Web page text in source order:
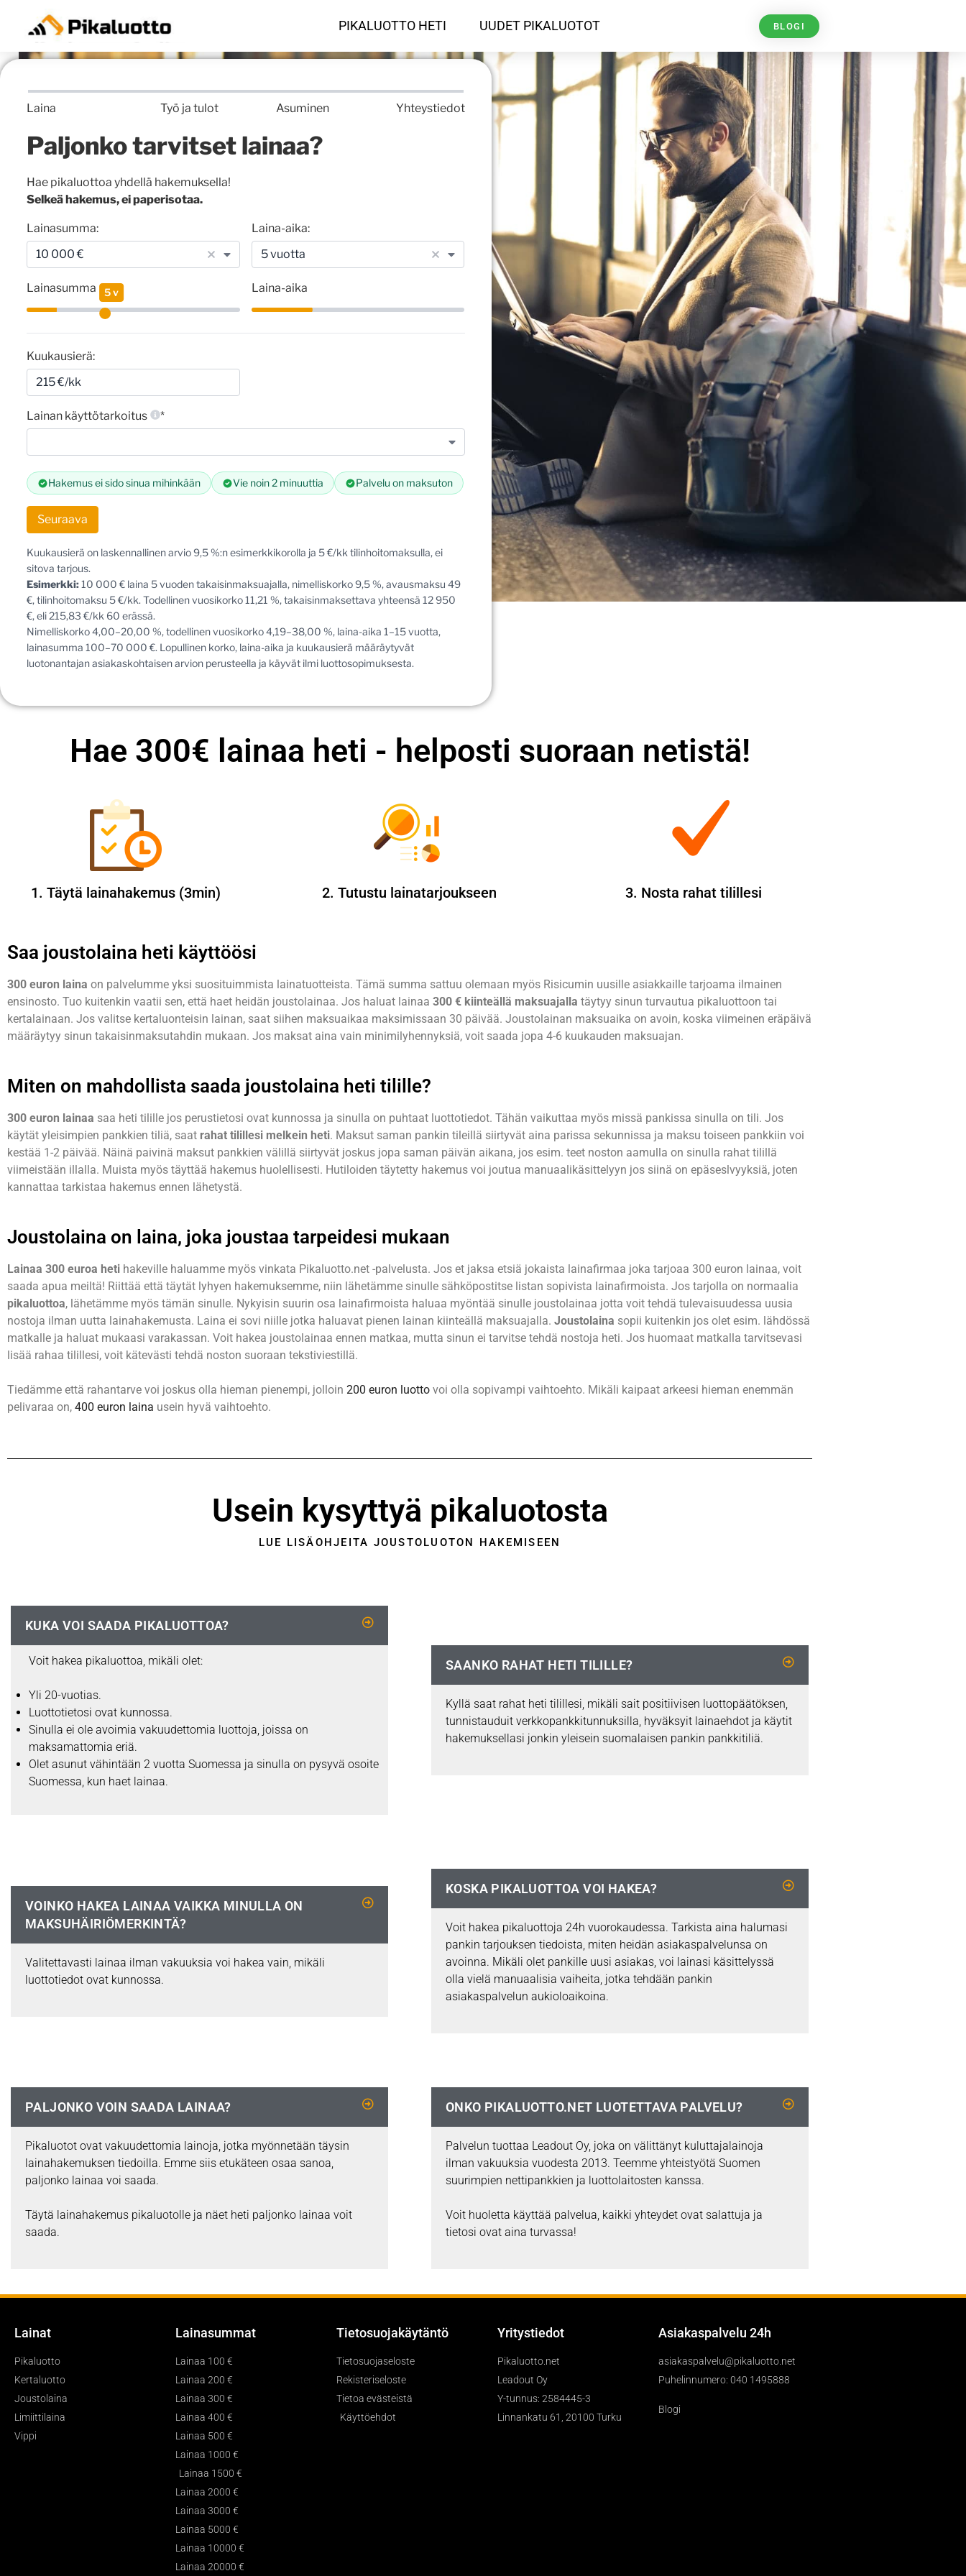
PIKALUOTTO HETI UUDET PIKALUOTOT BLOGI
Laina Työ ja tulot Asuminen Yhteystiedot
Paljonko tarvitset lainaa?
Hae pikaluottoa yhdellä hakemuksella!
Selkeä hakemus, ei paperisotaa.
Lainasumma:
10 000 €
0
0
Laina-aika:
5 vuotta
o
t
Lainasumma Laina-aika
5 v
Kuukausierä:
Lainan käyttötarkoitus *
Hakemus ei sido sinua mihinkään Vie noin 2 minuuttia Palvelu on maksuton
Seuraava
Kuukausierä on laskennallinen arvio 9,5 %:n esimerkkikorolla ja 5 €/kk tilinhoitomaksulla, ei
sitova tarjous.
Esimerkki:10 000 € laina 5 vuoden takaisinmaksuajalla, nimelliskorko 9,5 %, avausmaksu 49
€, tilinhoitomaksu 5 €/kk. Todellinen vuosikorko 11,21 %, takaisinmaksettava yhteensä 12 950
€, eli 215,83 €/kk 60 erässä.
Nimelliskorko 4,00–20,00 %, todellinen vuosikorko 4,19–38,00 %, laina-aika 1–15 vuotta,
lainasumma 100–70 000 €. Lopullinen korko, laina-aika ja kuukausierä määräytyvät
luotonantajan asiakaskohtaisen arvion perusteella ja käyvät ilmi luottosopimuksesta.
Hae 300€ lainaa heti - helposti suoraan netistä!
1. Täytä lainahakemus (3min) 2. Tutustu lainatarjoukseen 3. Nosta rahat tilillesi
Saa joustolaina heti käyttöösi
300 euron laina on palvelumme yksi suosituimmista lainatuotteista. Tämä summa sattuu olemaan myös Risicumin uusille asiakkaille tarjoama ilmainen
ensinosto. Tuo kuitenkin vaatii sen, että haet heidän joustolainaa. Jos haluat lainaa 300 € kiinteällä maksuajalla täytyy sinun turvautua pikaluottoon tai
kertalainaan. Jos valitse kertaluonteisin lainan, saat siihen maksuaikaa maksimissaan 30 päivää. Joustolainan maksuaika on avoin, koska viimeinen eräpäivä
määräytyy sinun takaisinmaksutahdin mukaan. Jos maksat aina vain minimilyhennyksiä, voit saada jopa 4-6 kuukauden maksuajan.
Miten on mahdollista saada joustolaina heti tilille?
300 euron lainaa saa heti tilille jos perustietosi ovat kunnossa ja sinulla on puhtaat luottotiedot. Tähän vaikuttaa myös missä pankissa sinulla on tili. Jos
käytät yleisimpien pankkien tiliä, saat rahat tilillesi melkein heti. Maksut saman pankin tileillä siirtyvät aina parissa sekunnissa ja maksu toiseen pankkiin voi
kestää 1-2 päivää. Näinä paivinä maksut pankkien välillä siirtyvät joskus jopa saman päivän aikana, jos esim. teet noston aamulla on sinulla rahat tilillä
viimeistään illalla. Muista myös täyttää hakemus huolellisesti. Hutiloiden täytetty hakemus voi joutua manuaalikäsittelyyn jos siinä on epäseslvyyksiä, joten
kannattaa tarkistaa hakemus ennen lähetystä.
Joustolaina on laina, joka joustaa tarpeidesi mukaan
Lainaa 300 euroa heti hakeville haluamme myös vinkata Pikaluotto.net -palvelusta. Jos et jaksa etsiä jokaista lainafirmaa joka tarjoaa 300 euron lainaa, voit
saada apua meiltä! Riittää että täytät lyhyen hakemuksemme, niin lähetämme sinulle sähköpostitse listan sopivista lainafirmoista. Jos tarjolla on normaalia
pikaluottoa, lähetämme myös tämän sinulle. Nykyisin suurin osa lainafirmoista haluaa myöntää sinulle joustolainaa jotta voit tehdä tulevaisuudessa uusia
nostoja ilman uutta lainahakemusta. Laina ei sovi niille jotka haluavat pienen lainan kiinteällä maksuajalla. Joustolaina sopii kuitenkin jos olet esim. lähdössä
matkalle ja haluat mukaasi varakassan. Voit hakea joustolainaa ennen matkaa, mutta sinun ei tarvitse tehdä nostoja heti. Jos huomaat matkalla tarvitsevasi
lisää rahaa tilillesi, voit kätevästi tehdä noston suoraan tekstiviestillä.
Tiedämme että rahantarve voi joskus olla hieman pienempi, jolloin 200 euron luotto voi olla sopivampi vaihtoehto. Mikäli kaipaat arkeesi hieman enemmän
pelivaraa on, 400 euron laina usein hyvä vaihtoehto.
Usein kysyttyä pikaluotosta
LUE LISÄOHJEITA JOUSTOLUOTON HAKEMISEEN
KUKA VOI SAADA PIKALUOTTOA?
Voit hakea pikaluottoa, mikäli olet:
Yli 20-vuotias.
Luottotietosi ovat kunnossa.
Sinulla ei ole avoimia vakuudettomia luottoja, joissa on
maksamattomia eriä.
Olet asunut vähintään 2 vuotta Suomessa ja sinulla on pysyvä osoite
Suomessa, kun haet lainaa.
SAANKO RAHAT HETI TILILLE?
Kyllä saat rahat heti tilillesi, mikäli sait positiivisen luottopäätöksen,
tunnistauduit verkkopankkitunnuksilla, hyväksyit lainaehdot ja käytit
hakemuksellasi jonkin yleisein suomalaisen pankin pankkitiliä.
VOINKO HAKEA LAINAA VAIKKA MINULLA ON
MAKSUHÄIRIÖMERKINTÄ?
Valitettavasti lainaa ilman vakuuksia voi hakea vain, mikäli
luottotiedot ovat kunnossa.
KOSKA PIKALUOTTOA VOI HAKEA?
Voit hakea pikaluottoja 24h vuorokaudessa. Tarkista aina halumasi
pankin tarjouksen tiedoista, miten heidän asiakaspalvelunsa on
avoinna. Mikäli olet pankille uusi asiakas, voi lainasi käsittelyssä
olla vielä manuaalisia vaiheita, jotka tehdään pankin
asiakaspalvelun aukioloaikoina.
PALJONKO VOIN SAADA LAINAA?
Pikaluotot ovat vakuudettomia lainoja, jotka myönnetään täysin
lainahakemuksen tiedoilla. Emme siis etukäteen osaa sanoa,
paljonko lainaa voi saada.
Täytä lainahakemus pikaluotolle ja näet heti paljonko lainaa voit
saada.
ONKO PIKALUOTTO.NET LUOTETTAVA PALVELU?
Palvelun tuottaa Leadout Oy, joka on välittänyt kuluttajalainoja
ilman vakuuksia vuodesta 2013. Teemme yhteistyötä Suomen
suurimpien nettipankkien ja luottolaitosten kanssa.
Voit huoletta käyttää palvelua, kaikki yhteydet ovat salattuja ja
tietosi ovat aina turvassa!
Lainat
Pikaluotto
Kertaluotto
Joustolaina
Limiittilaina
Vippi
Lainasummat
Lainaa 100 €
Lainaa 200 €
Lainaa 300 €
Lainaa 400 €
Lainaa 500 €
Lainaa 1000 €
Lainaa 1500 €
Lainaa 2000 €
Lainaa 3000 €
Lainaa 5000 €
Lainaa 10000 €
Lainaa 20000 €
Tietosuojakäytäntö
Tietosuojaseloste
Rekisteriseloste
Tietoa evästeistä
Käyttöehdot
Yritystiedot
Pikaluotto.net
Leadout Oy
Y-tunnus: 2584445-3
Linnankatu 61, 20100 Turku
Asiakaspalvelu 24h
asiakaspalvelu@pikaluotto.net
Puhelinnumero: 040 1495888
Blogi